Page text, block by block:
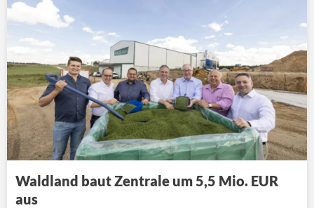
Waldland baut Zentrale um 5,5 Mio. EUR
aus